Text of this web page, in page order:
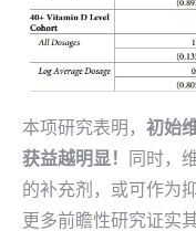
本项研究表明， 初始
获益越明显！
同时，
的补充剂，或可作为
更多前瞻性研究证实